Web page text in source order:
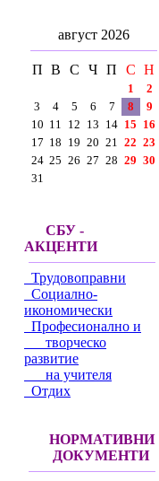
август 2026
П В С Ч П С Н
1
2
3
4 5 6 7 8
9
10 11 12 13 14 15 16
17 18 19 20 21 22 23
24 25 26 27 28 29 30
31
СБУ -
АКЦЕНТИ
Трудовоправни
Социално-
икономически
Професионално и
творческо
развитие
на учителя
Отдих
НОРМАТИВНИ
ДОКУМЕНТИ